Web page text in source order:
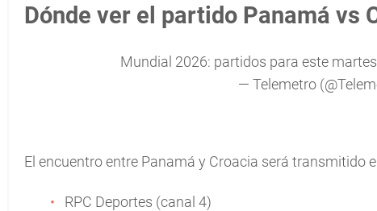
Dónde ver el partido Panamá vs
Mundial 2026: partidos para este
— Telemetro
El encuentro entre Panamá y Croacia será transmitido
RPC Deportes (canal 4)